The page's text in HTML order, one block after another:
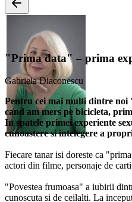
"Prima data" – prima
Gabriela Diaconescu
Pentru cei mai multi dintre noi
cand am mers pe bicicleta,
In spatele primei experiente
cunoastere si intelegere a
Fiecare tanar isi doreste ca
actori din filme, personaje de
"Povestea frumoasa" a iubirii
cunoscuta si de ceilalti. La